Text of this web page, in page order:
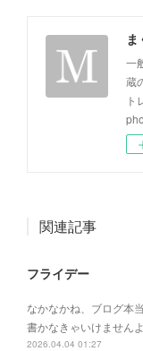
一
蔵
ト
関連記事
フライデー
なかなかね、ブログ本
書かなきゃいけません
2026.04.04 01:27